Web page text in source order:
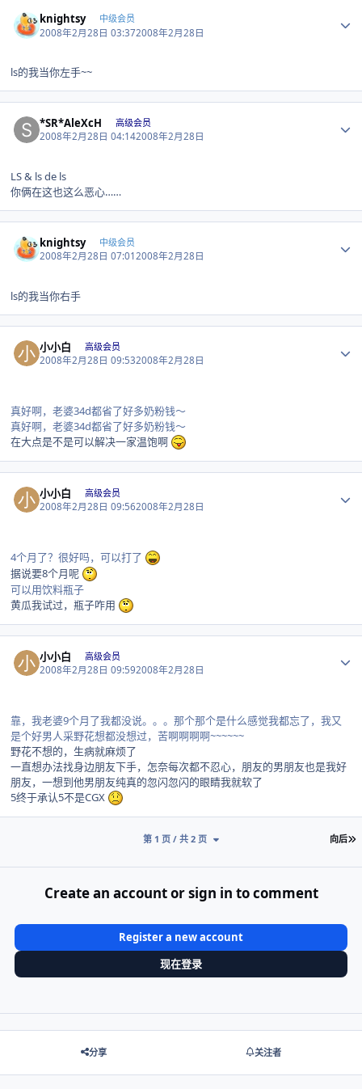
knightsy 中级会员
2008年2月28日 03:372008年2月28日
ls的我当你左手~~
*SR*AleXcH 高级会员
2008年2月28日 04:142008年2月28日
LS & ls de ls
你俩在这也这么恶心……
knightsy 中级会员
2008年2月28日 07:012008年2月28日
ls的我当你右手
小小白 高级会员
2008年2月28日 09:532008年2月28日
真好啊，老婆34d都省了好多奶粉钱～
真好啊，老婆34d都省了好多奶粉钱～
在大点是不是可以解决一家温饱啊
小小白 高级会员
2008年2月28日 09:562008年2月28日
4个月了？很好吗，可以打了
据说要8个月呢
可以用饮料瓶子
黄瓜我试过，瓶子咋用
小小白 高级会员
2008年2月28日 09:592008年2月28日
靠，我老婆9个月了我都没说。。。那个那个是什么感觉我都忘了，我又
是个好男人采野花想都没想过，苦啊啊啊啊~~~~~~
野花不想的，生病就麻烦了
一直想办法找身边朋友下手，怎奈每次都不忍心，朋友的男朋友也是我好
朋友，一想到他男朋友纯真的忽闪忽闪的眼睛我就软了
5终于承认5不是CGX
向后
第 1 页 / 共 2 页
Create an account or sign in to comment
Register a new account
现在登录
分享 关注者